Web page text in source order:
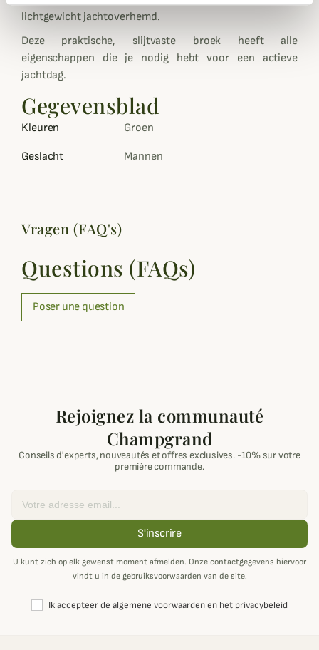
lichtgewicht jachtoverhemd.
Deze praktische, slijtvaste broek heeft alle
eigenschappen die je nodig hebt voor een actieve
jachtdag.
Gegevensblad
Kleuren Groen
Geslacht Mannen
Vragen (FAQ's)
Questions (FAQs)
Poser une question
Rejoignez la communauté
Champgrand
Conseils d'experts, nouveautés et offres exclusives. -10% sur votre
première commande.
S'inscrire
U kunt zich op elk gewenst moment afmelden. Onze contactgegevens hiervoor
vindt u in de gebruiksvoorwaarden van de site.
Ik accepteer de algemene voorwaarden en het privacybeleid